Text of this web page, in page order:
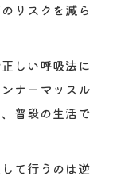
リスクを減ら
しい呼吸法に
ナーマッスル
普段の生活で
て行うのは逆